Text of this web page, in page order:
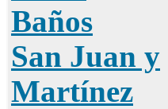
Baños
San Juan y
Martínez